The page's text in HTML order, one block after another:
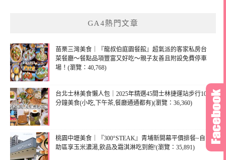
GA4熱門文章
苗栗三灣美食｜『龍叔伯庭園餐館』超氣派的客家私房台
菜餐廳～餐點品項豐富又好吃～親子友善且附設免費停車
場！(瀏覽：40,768)
台北士林美食懶人包｜2025年精選45間士林捷運站步行10
分鐘美食(小吃,下午茶,餐廳通通都有)(瀏覽：36,360)
桃園中壢美食｜『300°STEAK』青埔新開幕平價排餐~自
助區享玉米濃湯,飲品及霜淇淋吃到飽!(瀏覽：35,891)